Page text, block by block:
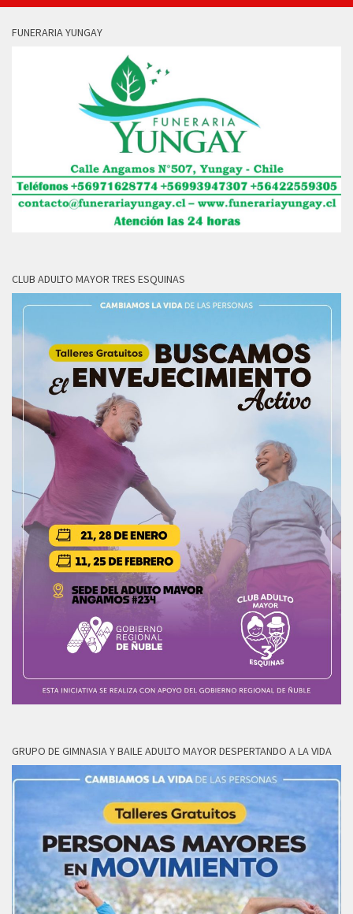
FUNERARIA YUNGAY
CLUB ADULTO MAYOR TRES ESQUINAS
GRUPO DE GIMNASIA Y BAILE ADULTO MAYOR DESPERTANDO A LA VIDA